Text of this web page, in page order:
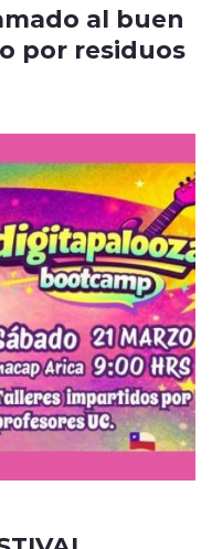
al buen
por residuos